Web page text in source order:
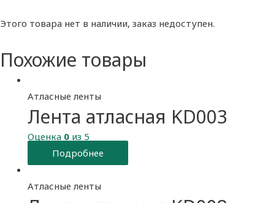
Этого товара нет в наличии, заказ недоступен.
Похожие товары
Атласные ленты
Лента атласная KD003
Оценка 0 из 5
Подробнее
Атласные ленты